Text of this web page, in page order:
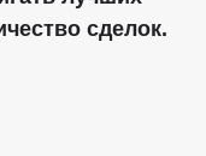
сделок.